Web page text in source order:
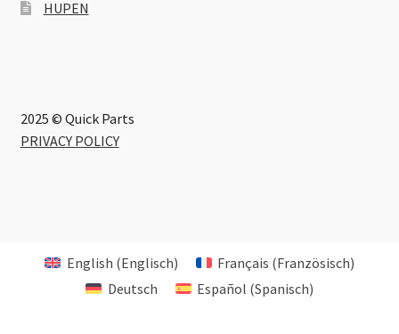
HUPEN
2025 © Quick Parts
PRIVACY POLICY
English (Englisch) Français (Französisch)
Deutsch
Español (Spanisch)